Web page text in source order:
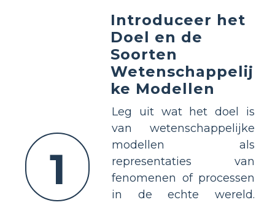
1
Introduceer het
Doel en de
Soorten
Wetenschappelij
ke Modellen
Leg uit wat het doel is
van wetenschappelijke
modellen als
representaties van
fenomenen of processen
in de echte wereld.